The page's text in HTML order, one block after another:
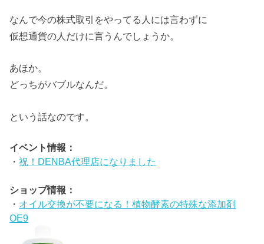
なんで今の株式取引をやってる人には言わずに
仮想通貨の人だけに言うんでしょうか。
あほか。
どっちがバブルなんだ。
という話なのです。
イベント情報：
・祝！DENBA代理店になりました
ショップ情報：
・ オイル交換が不要になる！植物酵素の特殊な添加剤
OE9